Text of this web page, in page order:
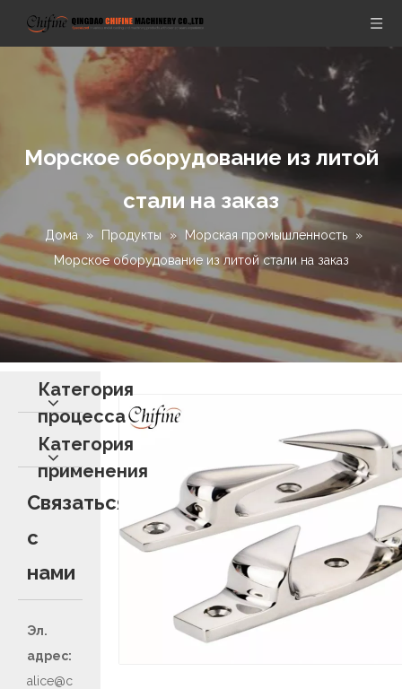
Морское оборудование из литой
стали на заказ
Дома » Продукты » Морская промышленность
»
Морское оборудование из литой стали на заказ
Категория
процесса
Категория
применения
Связаться
с
нами
Эл.
адрес:
alice@c